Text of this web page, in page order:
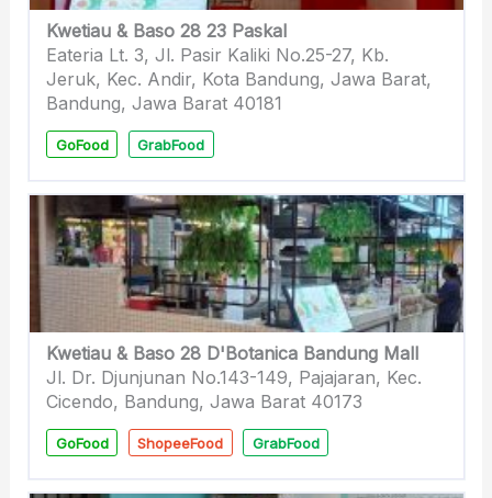
Kwetiau & Baso 28 23 Paskal
Eateria Lt. 3, Jl. Pasir Kaliki No.25-27, Kb.
Jeruk, Kec. Andir, Kota Bandung, Jawa Barat,
Bandung, Jawa Barat 40181
GoFood GrabFood
Kwetiau & Baso 28 D'Botanica Bandung Mall
Jl. Dr. Djunjunan No.143-149, Pajajaran, Kec.
Cicendo, Bandung, Jawa Barat 40173
GoFood ShopeeFood GrabFood